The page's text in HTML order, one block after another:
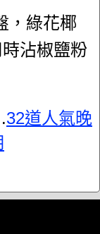
，綠花椰
沾椒鹽粉
.32道人氣晚